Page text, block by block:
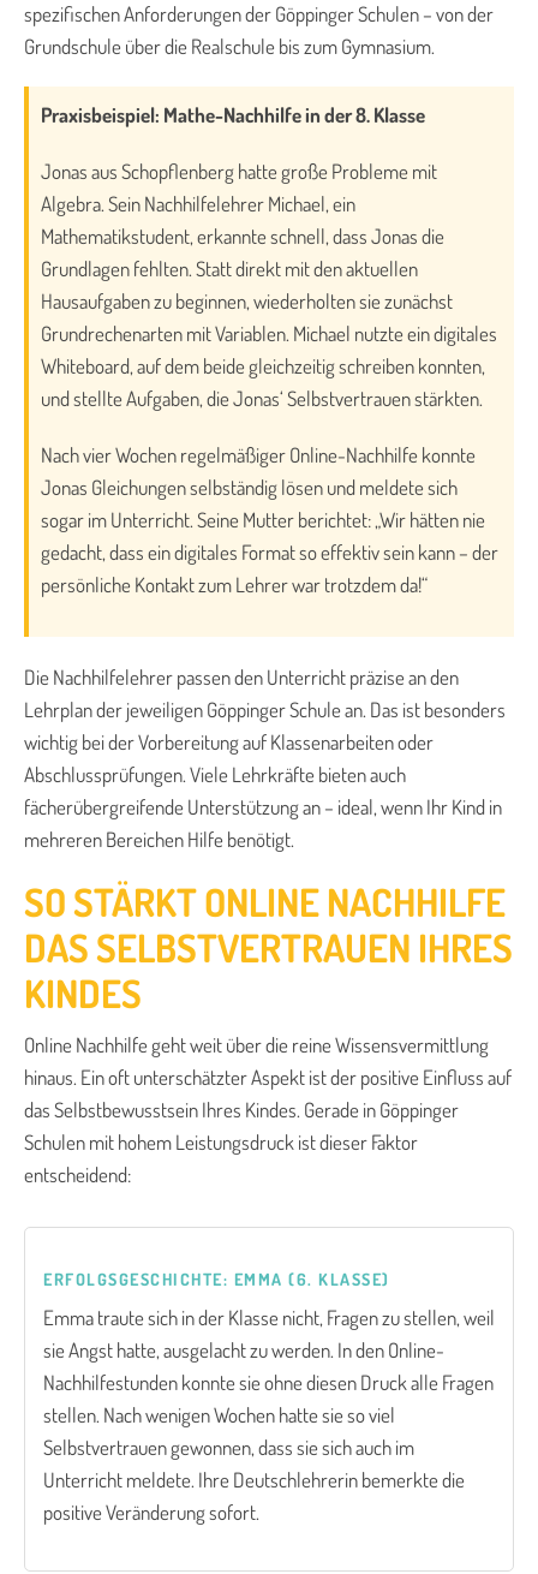
spezifischen Anforderungen der Göppinger Schulen – von der
Grundschule über die Realschule bis zum Gymnasium.
Praxisbeispiel: Mathe-Nachhilfe in der 8. Klasse
Jonas aus Schopflenberg hatte große Probleme mit
Algebra. Sein Nachhilfelehrer Michael, ein
Mathematikstudent, erkannte schnell, dass Jonas die
Grundlagen fehlten. Statt direkt mit den aktuellen
Hausaufgaben zu beginnen, wiederholten sie zunächst
Grundrechenarten mit Variablen. Michael nutzte ein digitales
Whiteboard, auf dem beide gleichzeitig schreiben konnten,
und stellte Aufgaben, die Jonas‘ Selbstvertrauen stärkten.
Nach vier Wochen regelmäßiger Online-Nachhilfe konnte
Jonas Gleichungen selbständig lösen und meldete sich
sogar im Unterricht. Seine Mutter berichtet: „Wir hätten nie
gedacht, dass ein digitales Format so effektiv sein kann – der
persönliche Kontakt zum Lehrer war trotzdem da!“
Die Nachhilfelehrer passen den Unterricht präzise an den
Lehrplan der jeweiligen Göppinger Schule an. Das ist besonders
wichtig bei der Vorbereitung auf Klassenarbeiten oder
Abschlussprüfungen. Viele Lehrkräfte bieten auch
fächerübergreifende Unterstützung an – ideal, wenn Ihr Kind in
mehreren Bereichen Hilfe benötigt.
SO STÄRKT ONLINE NACHHILFE
DAS SELBSTVERTRAUEN IHRES
KINDES
Online Nachhilfe geht weit über die reine Wissensvermittlung
hinaus. Ein oft unterschätzter Aspekt ist der positive Einfluss auf
das Selbstbewusstsein Ihres Kindes. Gerade in Göppinger
Schulen mit hohem Leistungsdruck ist dieser Faktor
entscheidend:
ERFOLGSGESCHICHTE: EMMA (6. KLASSE)
Emma traute sich in der Klasse nicht, Fragen zu stellen, weil
sie Angst hatte, ausgelacht zu werden. In den Online-
Nachhilfestunden konnte sie ohne diesen Druck alle Fragen
stellen. Nach wenigen Wochen hatte sie so viel
Selbstvertrauen gewonnen, dass sie sich auch im
Unterricht meldete. Ihre Deutschlehrerin bemerkte die
positive Veränderung sofort.